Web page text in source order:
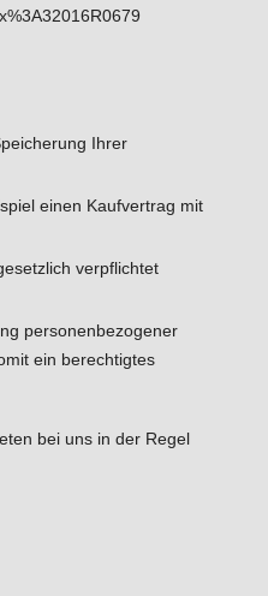
Ihrer
einen Kaufvertrag mit
verpflichtet
personenbezogener
ein berechtigtes
bei uns in der Regel